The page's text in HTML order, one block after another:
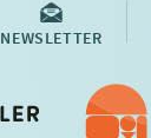
NEWSLETTER